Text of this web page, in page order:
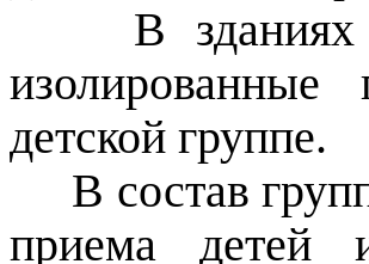
В зданиях
детской группе.
В состав
приема детей